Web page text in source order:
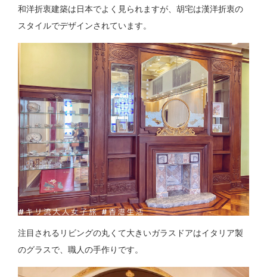
和洋折衷建築は日本でよく見られますが、胡宅は漢洋折衷の
スタイルでデザインされています。
注目されるリビングの丸くて大きいガラスドアはイタリア製
のグラスで、職人の手作りです。